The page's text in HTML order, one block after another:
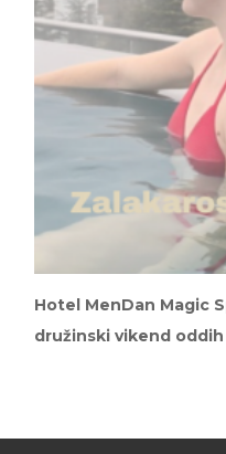
Hotel MenDan Magic
družinski vikend